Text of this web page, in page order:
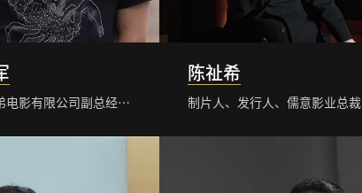
华谊兄弟电影有限公司副总经理、制作部总经理
陈祉希
制片人、发行人、儒意影业总裁